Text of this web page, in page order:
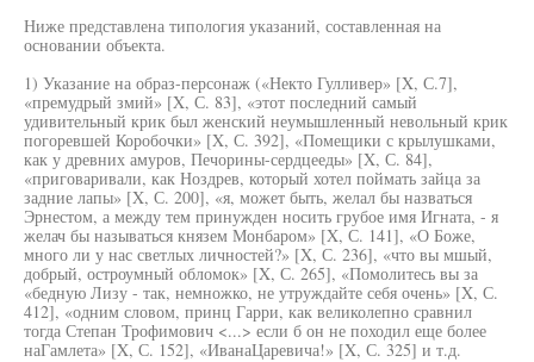
Ниже представлена типология указаний, составленная на
основании объекта.
1) Указание на образ-персонаж («Некто Гулливер» [X, С.7],
«премудрый змий» [X, С. 83], «этот последний самый
удивительный крик был женский неумышленный невольный крик
погоревшей Коробочки» [X, С. 392], «Помещики с крылушками,
как у древних амуров, Печорины-сердцееды» [X, С. 84],
«приговаривали, как Ноздрев, который хотел поймать зайца за
задние лапы» [X, С. 200], «я, может быть, желал бы назваться
Эрнестом, а между тем принужден носить грубое имя Игната, - я
желач бы называться князем Монбаром» [X, С. 141], «О Боже,
много ли у нас светлых личностей?» [X, С. 236], «что вы мшый,
добрый, остроумный обломок» [X, С. 265], «Помолитесь вы за
«бедную Лизу - так, немножко, не утруждайте себя очень» [X, С.
412], «одним словом, принц Гарри, как великолепно сравнил
тогда Степан Трофимович <...> если б он не походил еще более
наГамлета» [X, С. 152], «ИванаЦаревича!» [X, С. 325] и т.д.